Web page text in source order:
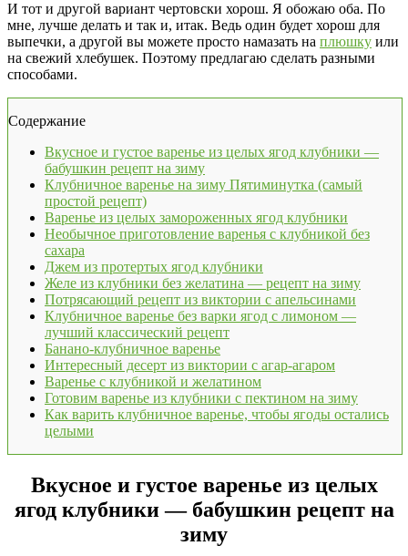
И тот и другой вариант чертовски хорош. Я обожаю оба. По
мне, лучше делать и так и, итак. Ведь один будет хорош для
выпечки, а другой вы можете просто намазать на плюшку или
на свежий хлебушек. Поэтому предлагаю сделать разными
способами.
Содержание
Вкусное и густое варенье из целых ягод клубники —
бабушкин рецепт на зиму
Клубничное варенье на зиму Пятиминутка (самый
простой рецепт)
Варенье из целых замороженных ягод клубники
Необычное приготовление варенья с клубникой без
сахара
Джем из протертых ягод клубники
Желе из клубники без желатина — рецепт на зиму
Потрясающий рецепт из виктории с апельсинами
Клубничное варенье без варки ягод с лимоном —
лучший классический рецепт
Банано-клубничное варенье
Интересный десерт из виктории с агар-агаром
Варенье с клубникой и желатином
Готовим варенье из клубники с пектином на зиму
Как варить клубничное варенье, чтобы ягоды остались
целыми
Вкусное и густое варенье из целых
ягод клубники — бабушкин рецепт на
зиму